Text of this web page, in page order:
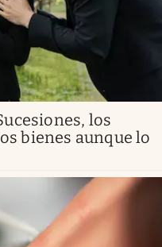
los
bienes aunque lo